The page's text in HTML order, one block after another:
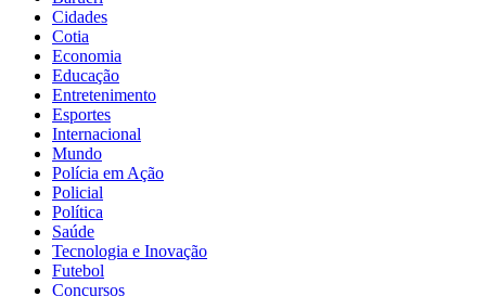
Cidades
Cotia
Economia
Educação
Entretenimento
Esportes
Internacional
Mundo
Polícia em Ação
Policial
Política
Saúde
Tecnologia e Inovação
Futebol
Concursos